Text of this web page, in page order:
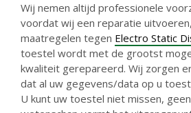
Wij nemen altijd professionele
voordat wij een reparatie
maatregelen tegen Electro Static
toestel wordt met de grootst
kwaliteit gerepareerd. Wij zorgen
dat al uw gegevens/data op u
U kunt uw toestel niet missen,